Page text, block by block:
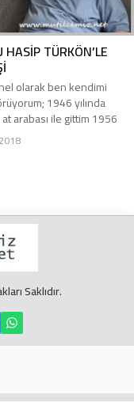
HASİP TÜRKÖN’LE
olarak ben kendimi
1946 yılında
arabası ile gittim 1956
model Chevrolet Bel Air
üzerinden Mut’a geldik
Saklıdır.